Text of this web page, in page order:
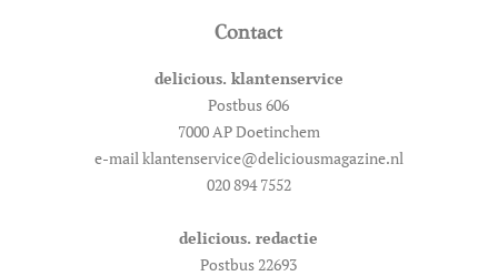
Contact
delicious. klantenservice
Postbus 606
7000 AP Doetinchem
e-mail klantenservice@deliciousmagazine.nl
020 894 7552
delicious. redactie
Postbus 22693